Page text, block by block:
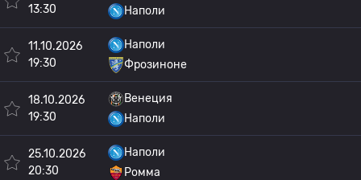
13:30
Наполи
11.10.2026
19:30
Наполи
Фрозиноне
18.10.2026
19:30
Венеция
Наполи
25.10.2026
20:30
Наполи
Ромма